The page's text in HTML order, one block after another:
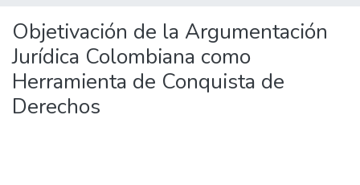
Objetivación de la Argumentación
Jurídica Colombiana como
Herramienta de Conquista de
Derechos